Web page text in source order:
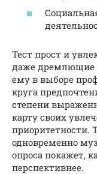
Тест прост и
даже дремлющие
ему в выборе
круга
степени
карту своих
приоритетности.
одновременно
опроса покажет,
перспективнее.